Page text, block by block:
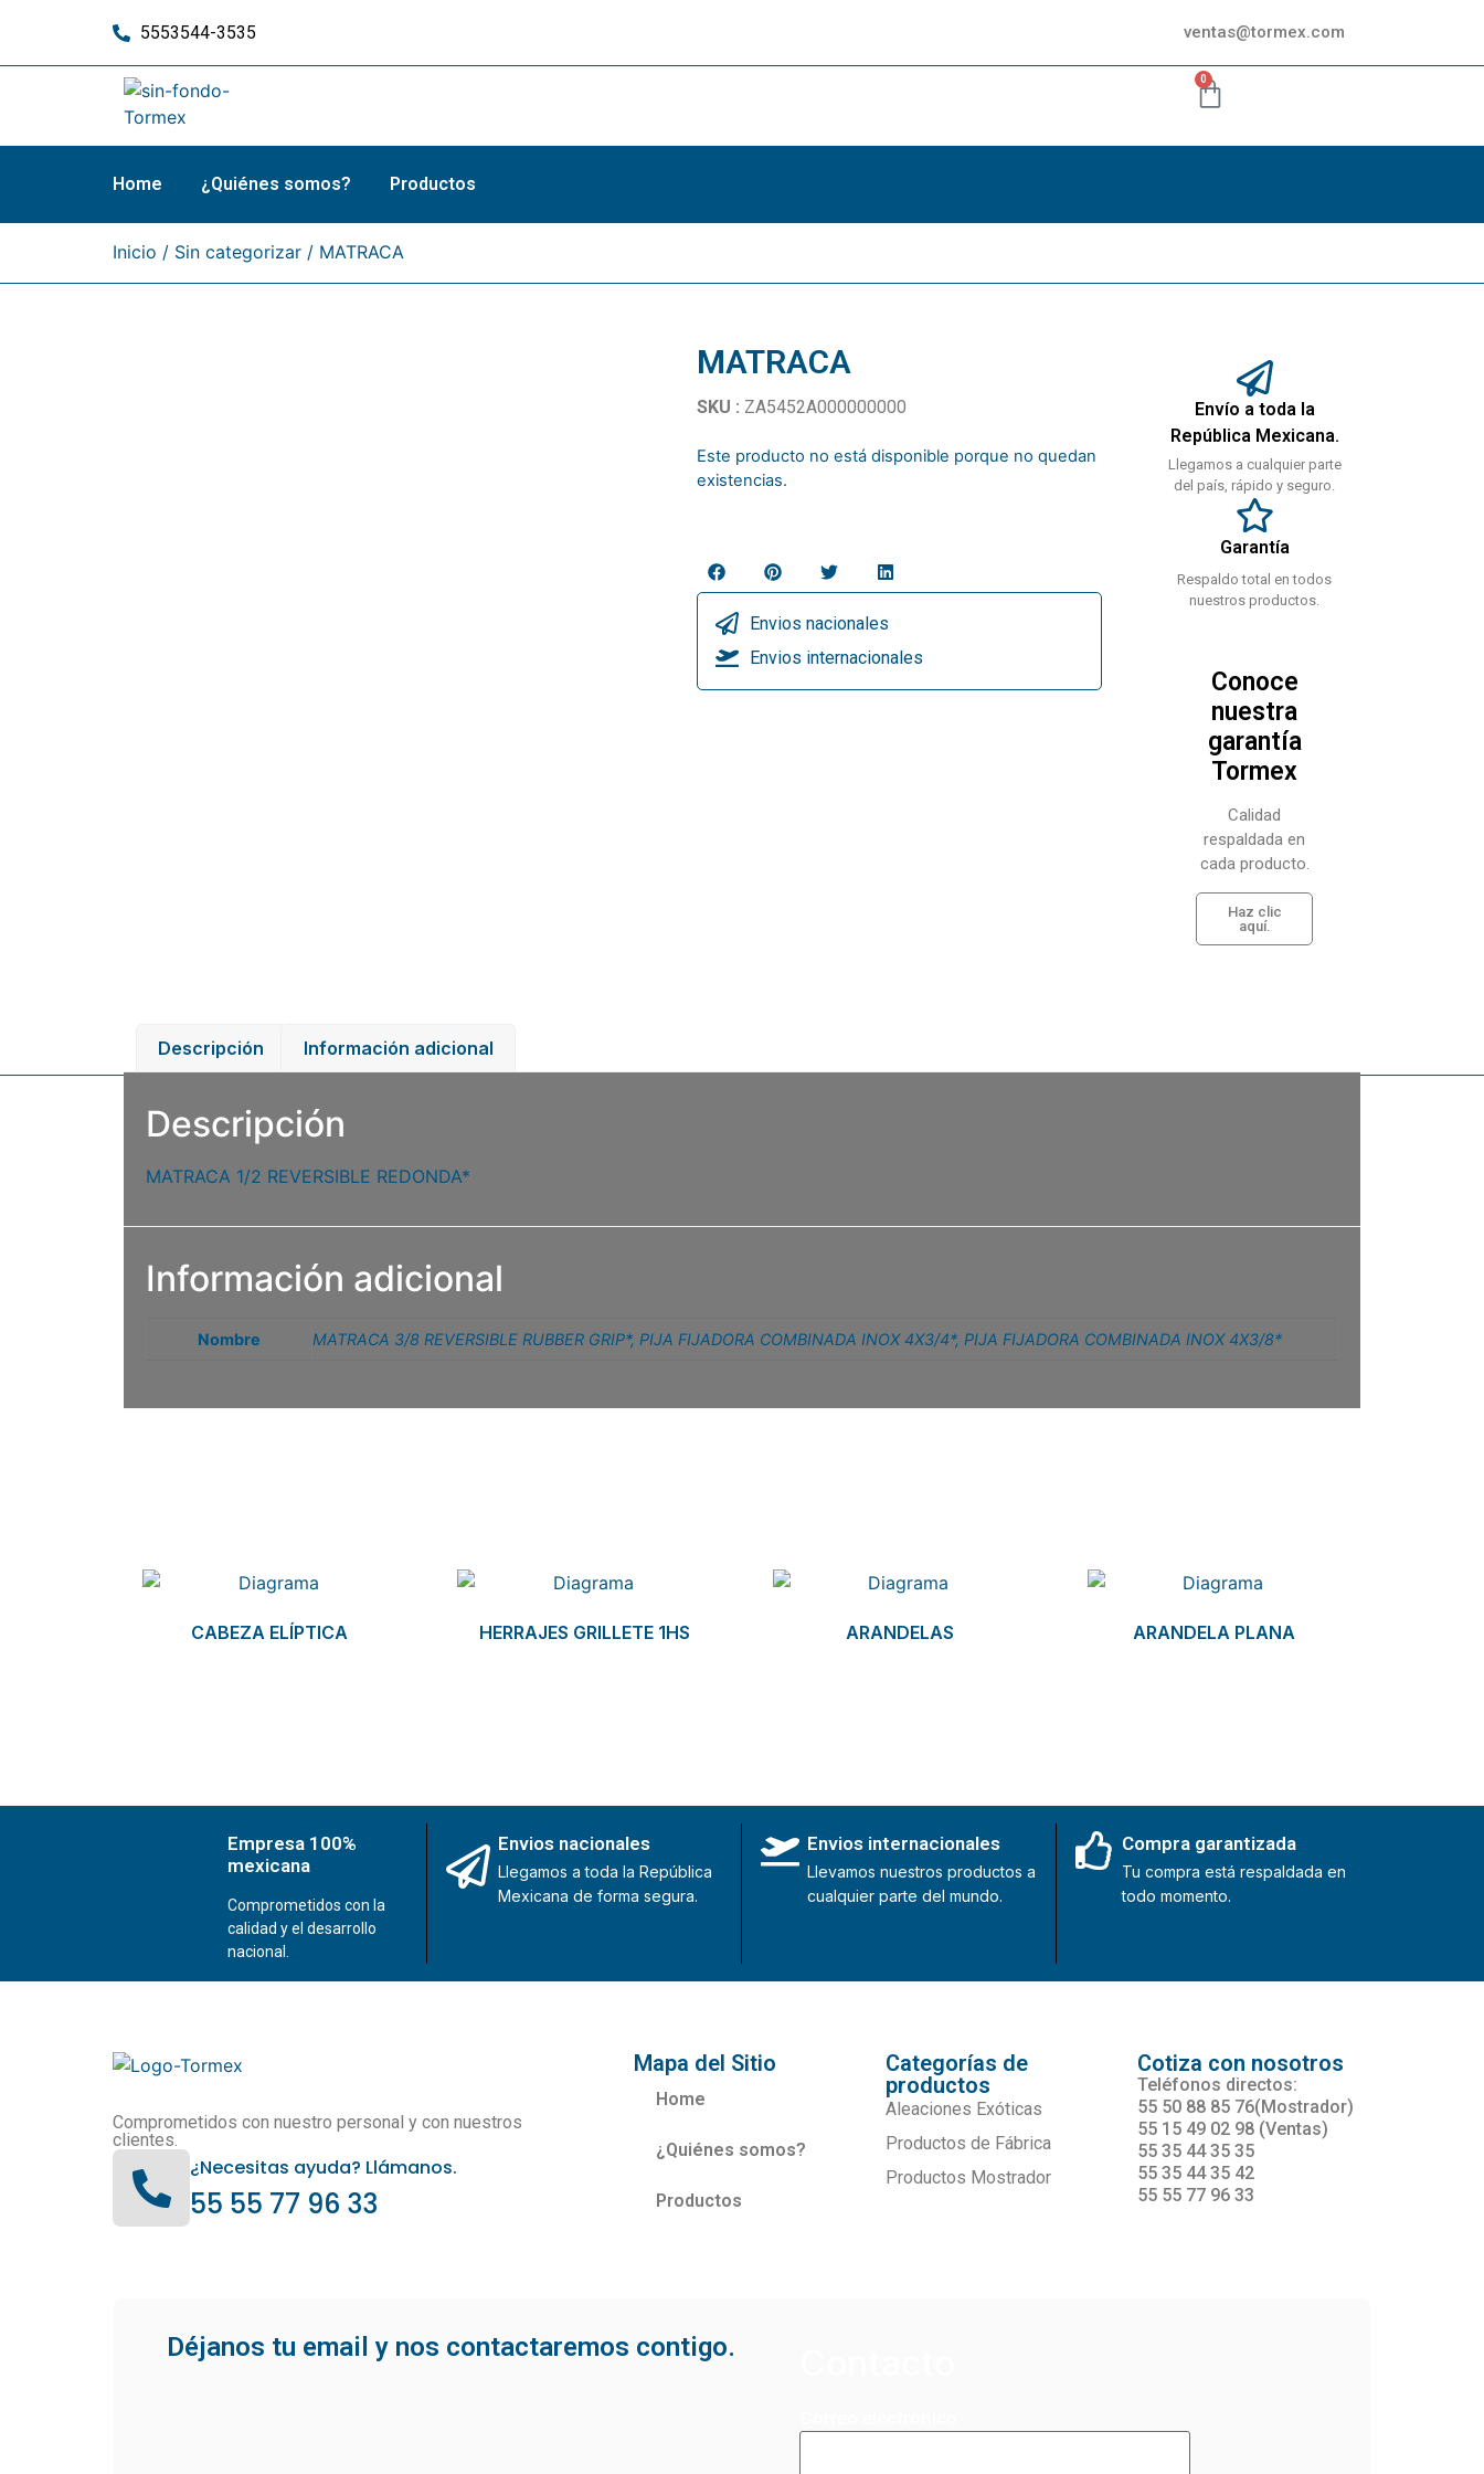
5553544-3535 ventas@tormex.com
0
Home ¿Quiénes somos? Productos
Inicio / Sin categorizar / MATRACA
MATRACA
SKU : ZA5452A000000000
Este producto no está disponible porque no quedan
existencias.
Envios nacionales
Envios internacionales
Envío a toda la
República Mexicana.
Llegamos a cualquier parte
del país, rápido y seguro.
Garantía
Respaldo total en todos
nuestros productos.
Conoce
nuestra
garantía
Tormex
Calidad
respaldada en
cada producto.
Haz clic
aquí.
Descripción Información adicional
Descripción
MATRACA 1/2 REVERSIBLE REDONDA*
Información adicional
Nombre MATRACA 3/8 REVERSIBLE RUBBER GRIP*, PIJA FIJADORA COMBINADA INOX 4X3/4*, PIJA FIJADORA COMBINADA INOX 4X3/8*
CABEZA ELÍPTICA HERRAJES GRILLETE 1HS ARANDELAS ARANDELA PLANA
Empresa 100%
mexicana
Comprometidos con la
calidad y el desarrollo
nacional.
Envios nacionales
Llegamos a toda la República
Mexicana de forma segura.
Envios internacionales
Llevamos nuestros productos a
cualquier parte del mundo.
Compra garantizada
Tu compra está respaldada en
todo momento.
Comprometidos con nuestro personal y con nuestros
clientes.
¿Necesitas ayuda? Llámanos.
55 55 77 96 33
Mapa del Sitio
Home
¿Quiénes somos?
Productos
Categorías de
productos
Aleaciones Exóticas
Productos de Fábrica
Productos Mostrador
Cotiza con nosotros
Teléfonos directos:
55 50 88 85 76(Mostrador)
55 15 49 02 98 (Ventas)
55 35 44 35 35
55 35 44 35 42
55 55 77 96 33
Déjanos tu email y nos contactaremos contigo.